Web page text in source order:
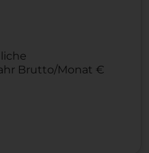
Brutto/Monat €